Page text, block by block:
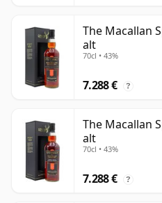
The Macallan
alt
70cl • 43%
7.288 € ?
The Macallan
alt
70cl • 43%
7.288 € ?